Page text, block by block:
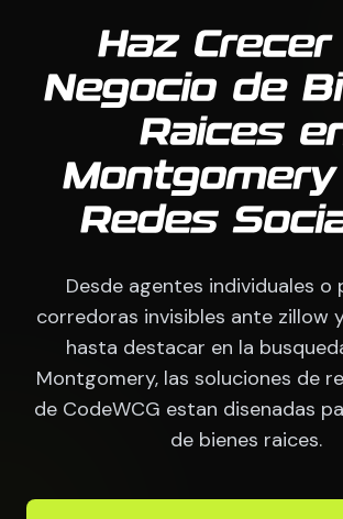
Haz
Negocio de
Raices
Redes
Desde agentes individuales o
corredoras invisibles ante zillow
hasta destacar en la
Montgomery, las soluciones de
de CodeWCG estan disenadas
de bienes raices.